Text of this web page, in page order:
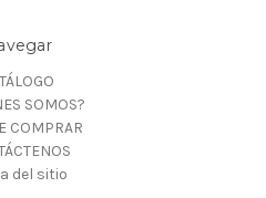
SOMOS?
COMPRAR
del sitio